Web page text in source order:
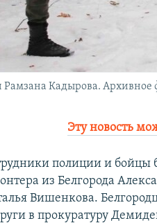
Рамзана Кадырова. Архивное
Эту новость
полиции и бойцы
из Белгорода
Вишенкова.
в прокуратуру